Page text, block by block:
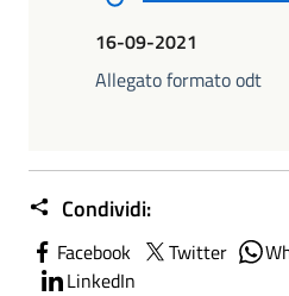
16-09-2021
Allegato formato odt
Condividi:
Facebook Twitter
LinkedIn